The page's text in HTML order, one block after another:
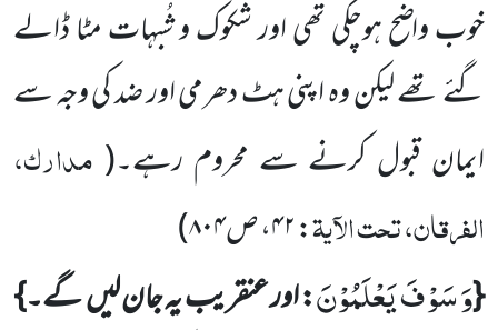
خوب واضح ہوچکی تھی اور شکوک و شُبہات مٹا ڈالے
گئے تھے لیکن وہ اپنی ہٹ دھرمی اور ضد کی وجہ سے
ایمان قبول کرنے سے محروم رہے۔( مدارک،
الفرقان، تحت الآیۃ:۴۲، ص۸۰۴)
{وَ سَوْفَ یَعْلَمُوْنَ: اور عنقریب یہ جان لیں گے۔}